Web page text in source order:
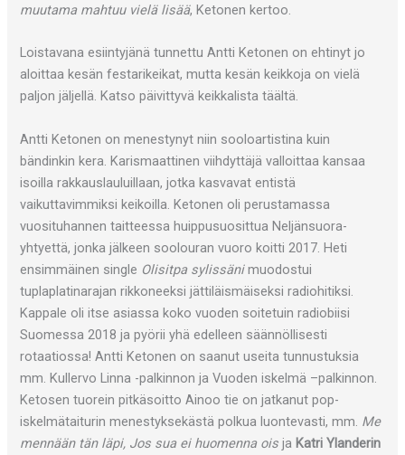
muutama mahtuu vielä lisää, Ketonen kertoo.
Loistavana esiintyjänä tunnettu Antti Ketonen on ehtinyt jo
aloittaa kesän festarikeikat, mutta kesän keikkoja on vielä
paljon jäljellä. Katso päivittyvä keikkalista täältä.
Antti Ketonen on menestynyt niin sooloartistina kuin
bändinkin kera. Karismaattinen viihdyttäjä valloittaa kansaa
isoilla rakkauslauluillaan, jotka kasvavat entistä
vaikuttavimmiksi keikoilla. Ketonen oli perustamassa
vuosituhannen taitteessa huippusuosittua Neljänsuora-
yhtyettä, jonka jälkeen soolouran vuoro koitti 2017. Heti
ensimmäinen single Olisitpa sylissänimuodostui
tuplaplatinarajan rikkoneeksi jättiläismäiseksi radiohitiksi.
Kappale oli itse asiassa koko vuoden soitetuin radiobiisi
Suomessa 2018 ja pyörii yhä edelleen säännöllisesti
rotaatiossa! Antti Ketonen on saanut useita tunnustuksia
mm. Kullervo Linna -palkinnon ja Vuoden iskelmä –palkinnon.
Ketosen tuorein pitkäsoitto Ainoo tie on jatkanut pop-
iskelmätaiturin menestyksekästä polkua luontevasti, mm. Me
mennään tän läpi, Jos sua ei huomenna ois ja Katri Ylanderin